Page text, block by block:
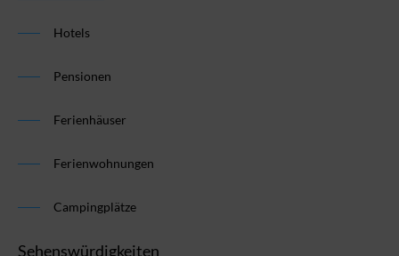
Hotels
Pensionen
Ferienhäuser
Ferienwohnungen
Campingplätze
Sehenswürdigkeiten